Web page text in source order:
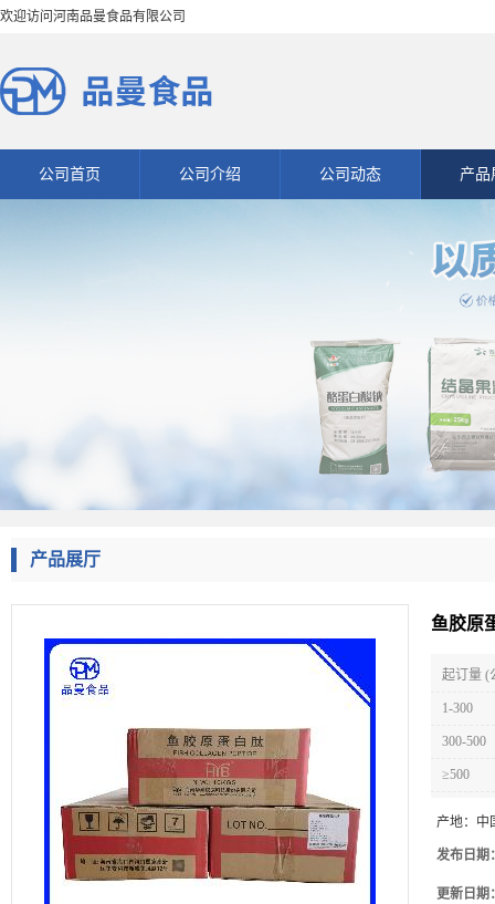
欢迎访问河南品曼食品有限公司
公司首页 公司介绍 公司动态 产品
产品展厅
鱼胶原
起订量 (
1-300
300-500
≥500
产地： 中
发布日期
更新日期